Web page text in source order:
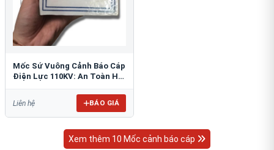
Mốc Sứ Vuông Cảnh Báo Cáp
Điện Lực 110KV: An Toàn Hệ
Liên hệ BÁO GIÁ
Xem thêm 10 Mốc cảnh báo cáp